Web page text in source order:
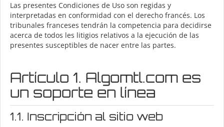
Las presentes Condiciones de Uso son regidas y
interpretadas en conformidad con el derecho francés. Los
tribunales franceses tendrán la competencia para decidirse
acerca de todos les litigios relativos a la ejecución de las
presentes susceptibles de nacer entre las partes.
Artículo 1. Algomtl.com es
un soporte en línea
1.1. Inscripción al sitio web